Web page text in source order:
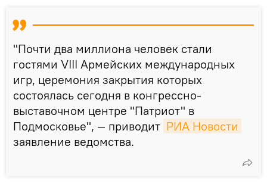
"Почти два миллиона человек стали
гостями VIII Армейских международных
игр, церемония закрытия которых
состоялась сегодня в конгрессно-
выставочном центре "Патриот" в
Подмосковье", — приводит РИА Новости
заявление ведомства.